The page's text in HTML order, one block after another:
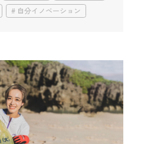
自分イノベーション